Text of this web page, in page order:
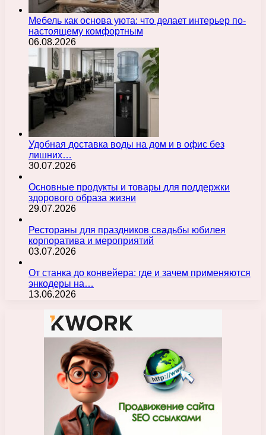
Мебель как основа уюта: что делает интерьер по-
настоящему комфортным
06.08.2026
Удобная доставка воды на дом и в офис без
лишних…
30.07.2026
Основные продукты и товары для поддержки
здорового образа жизни
29.07.2026
Рестораны для праздников свадьбы юбилея
корпоратива и мероприятий
03.07.2026
От станка до конвейера: где и зачем применяются
энкодеры на…
13.06.2026